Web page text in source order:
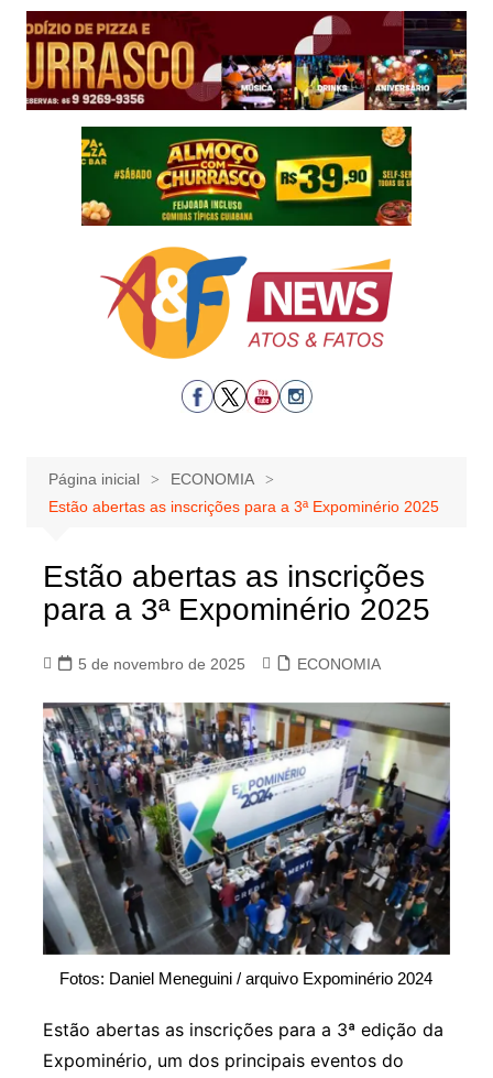
para
conteúdo
Página inicial
ECONOMIA
Estão abertas as inscrições para a 3ª Expominério 2025
Estão abertas as inscrições
para a 3ª Expominério 2025
5 de novembro de 2025 ECONOMIA
Fotos: Daniel Meneguini / arquivo Expominério 2024
Estão abertas as inscrições para a 3ª edição da
Expominério, um dos principais eventos do